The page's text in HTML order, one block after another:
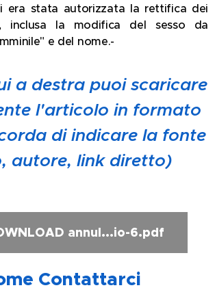
era stata autorizzata la rettifica dei
inclusa la modifica del sesso da
e del nome.-
a destra puoi scaricare
l'articolo in formato
di indicare la fonte
autore, link diretto)
annul...io-6.pdf
Contattarci